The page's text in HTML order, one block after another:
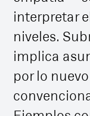
interpretar
niveles.
implica
por lo